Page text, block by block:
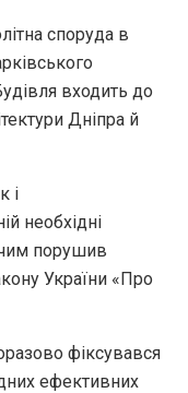
споруда в
входить до
Дніпра й
і
необхідні
чим порушив
України «Про
фіксувався
ефективних